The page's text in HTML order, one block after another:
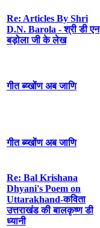
Re: Articles By Shri
D.N. Barola - श्री डी एन
बड़ोला जी के लेख
गीत ब्य्खोंण अब जाणि
गीत ब्य्खोंण अब जाणि
Re: Bal Krishana
Dhyani's Poem on
Uttarakhand-कविता
उत्तराखंड की बालकृष्ण डी
ध्यानी